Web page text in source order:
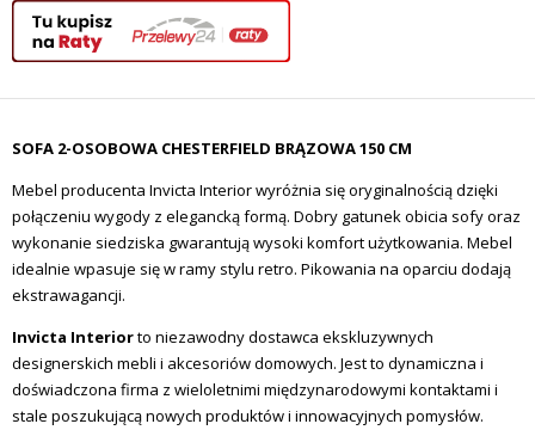
SOFA 2-OSOBOWA CHESTERFIELD BRĄZOWA 150 CM
Mebel producenta Invicta Interior wyróżnia się oryginalnością dzięki
połączeniu wygody z elegancką formą. Dobry gatunek obicia sofy oraz
wykonanie siedziska gwarantują wysoki komfort użytkowania. Mebel
idealnie wpasuje się w ramy stylu retro. Pikowania na oparciu dodają
ekstrawagancji.
Invicta Interiorto niezawodny dostawca ekskluzywnych
designerskich mebli i akcesoriów domowych. Jest to dynamiczna i
doświadczona firma z wieloletnimi międzynarodowymi kontaktami i
stale poszukującą nowych produktów i innowacyjnych pomysłów.